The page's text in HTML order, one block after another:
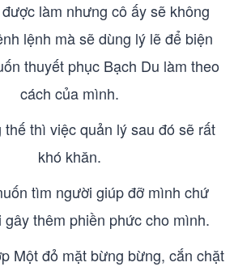
làm nhưng cô ấy sẽ không
lệnh mà sẽ dùng lý lẽ để biện
thuyết phục Bạch Du làm theo
cách của mình.
thế thì việc quản lý sau đó sẽ rất
khó khăn.
tìm người giúp đỡ mình chứ
gây thêm phiền phức cho mình.
Một đỏ mặt bừng bừng, cắn chặt